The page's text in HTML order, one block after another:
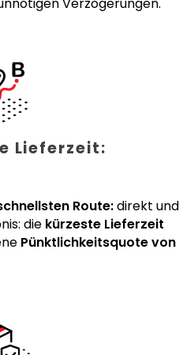
Lieferzeit:
Route:direkt und
die kürzeste Lieferzeit
Pünktlichkeitsquote von